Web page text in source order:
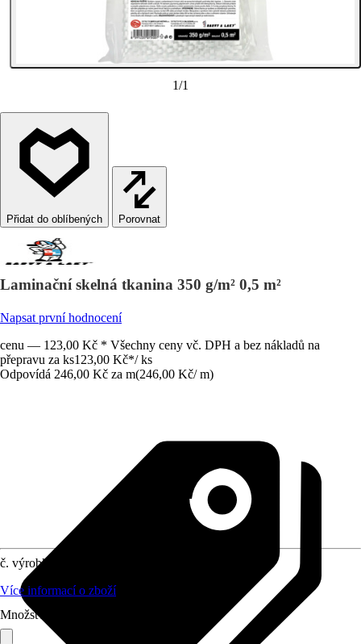
1/1
Porovnat
Laminační skelná tkanina 350 g/m² 0,5 m²
Napsat první hodnocení
cenu — 123,00 Kč * Všechny ceny vč. DPH a bez nákladů na
přepravu za ks123,00 Kč*/ ks
Odpovídá 246,00 Kč za m(246,00 Kč/ m)
č. výrobku
Více informací o zboží
Množství (ks)